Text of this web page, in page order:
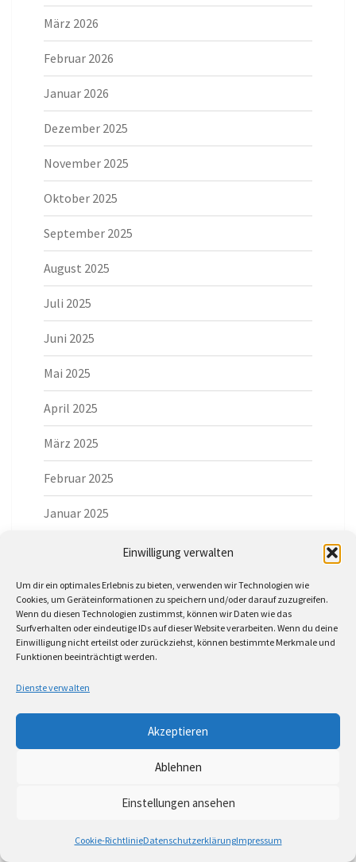
Einwilligung verwalten
Um dir ein optimales Erlebnis zu bieten, verwenden wir Technologien wie
Cookies, um Geräteinformationen zu speichern und/oder darauf zuzugreifen.
Wenn du diesen Technologien zustimmst, können wir Daten wie das
Surfverhalten oder eindeutige IDs auf dieser Website verarbeiten. Wenn du deine
Einwilligung nicht erteilst oder zurückziehst, können bestimmte Merkmale und
Funktionen beeinträchtigt werden.
Dienste verwalten
Akzeptieren
Ablehnen
Einstellungen ansehen
Cookie-RichtlinieDatenschutzerklärungImpressum
März 2026
Februar 2026
Januar 2026
Dezember 2025
November 2025
Oktober 2025
September 2025
August 2025
Juli 2025
Juni 2025
Mai 2025
April 2025
März 2025
Februar 2025
Januar 2025
Dezember 2024
November 2024
Oktober 2024
NEUESTE KOMMENTARE
zuRosa Hoelger (+ Hey
Wohnzimmer Konzerte am 03.07.2026
Jochen SpektralometerzuJazznrhythms